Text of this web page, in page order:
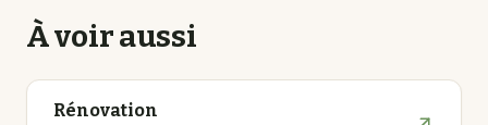
À voir aussi
Rénovation